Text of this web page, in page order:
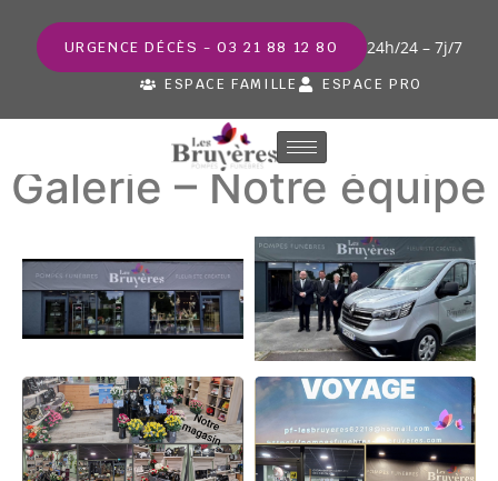
URGENCE DÉCÈS - 03 21 88 12 80 24h/24 – 7j/7
ESPACE FAMILLE ESPACE PRO
Galerie – Notre équipe